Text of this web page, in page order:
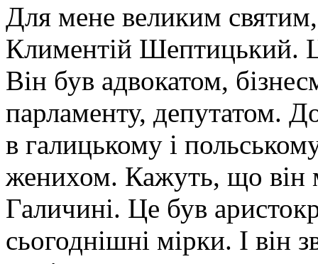
Для мене великим
Климентій Шептицький.
Він був адвокатом,
парламенту, депутатом.
в галицькому і
женихом. Кажуть, що він
Галичині. Це був
сьогоднішні мірки. І він